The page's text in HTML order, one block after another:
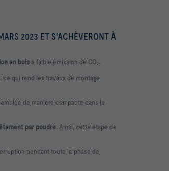
2023 ET S'ACHÈVERONT À
en bois à faible émission de CO₂.
qui rend les travaux de montage
de manière compacte dans le
par poudre. Ainsi, cette étape de
pendant toute la phase de